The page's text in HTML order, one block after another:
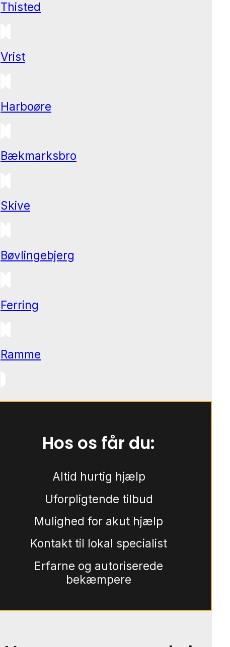
Thisted
Vrist
Harboøre
Bækmarksbro
Skive
Bøvlingebjerg
Ferring
Ramme
Hos os får du:
Altid hurtig hjælp
Uforpligtende tilbud
Mulighed for akut hjælp
Kontakt til lokal specialist
Erfarne og autoriserede
bekæmpere